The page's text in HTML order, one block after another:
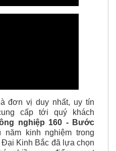
đơn vị duy nhất, uy tín
cấp tới quý khách
nghiệp 160 - Bước
kinh nghiệm trong
Kinh Bắc đã lựa chọn